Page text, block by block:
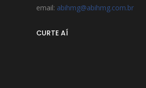
email: abihmg@abihmg.com.br
CURTE AÍ